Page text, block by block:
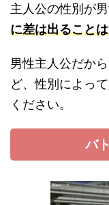
主人公の性別が
に差は出ること
男性主人公だか
ど、性別によっ
ください。
バ